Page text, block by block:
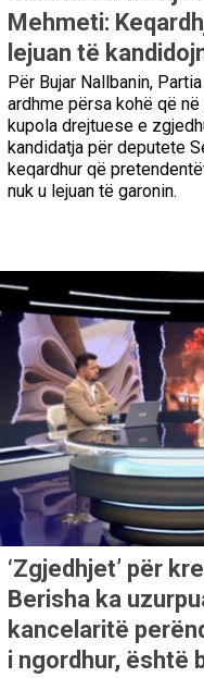
Mehmeti:
lejuan të
Për Bujar Nallbanin,
ardhme përsa kohë që
kupola drejtuese e
kandidatja për deputete
keqardhur që
nuk u lejuan të garonin.
‘Zgjedhjet’ për
Berisha ka
kancelaritë
i ngordhur, është